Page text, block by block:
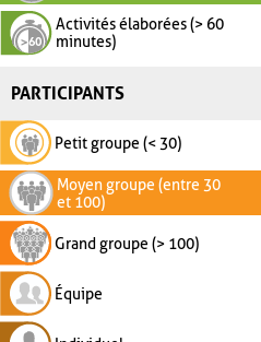
Activités élaborées (> 60
minutes)
PARTICIPANTS
Petit groupe (< 30)
Moyen groupe (entre 30
et 100)
Grand groupe (> 100)
Équipe